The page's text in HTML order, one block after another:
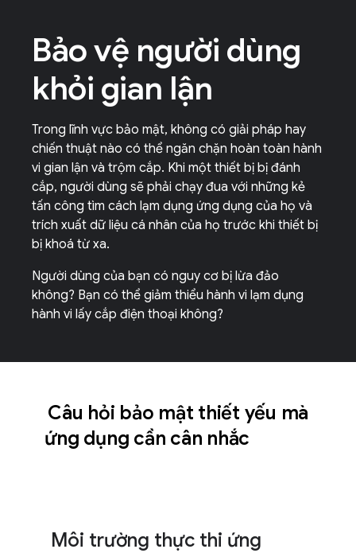
Bảo vệ người dùng
khỏi gian lận
Trong lĩnh vực bảo mật, không có giải pháp hay
chiến thuật nào có thể ngăn chặn hoàn toàn hành
vi gian lận và trộm cắp. Khi một thiết bị bị đánh
cắp, người dùng sẽ phải chạy đua với những kẻ
tấn công tìm cách lạm dụng ứng dụng của họ và
trích xuất dữ liệu cá nhân của họ trước khi thiết bị
bị khoá từ xa.
Người dùng của bạn có nguy cơ bị lừa đảo
không? Bạn có thể giảm thiểu hành vi lạm dụng
hành vi lấy cắp điện thoại không?
Câu hỏi bảo mật thiết yếu mà
ứng dụng cần cân nhắc
Môi trường thực thi ứng